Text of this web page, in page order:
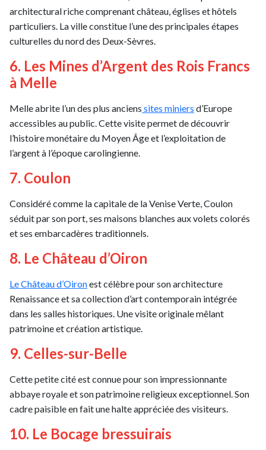
architectural riche comprenant château, églises et hôtels
particuliers. La ville constitue l’une des principales étapes
culturelles du nord des Deux-Sèvres.
6. Les Mines d’Argent des Rois Francs
à Melle
Melle abrite l’un des plus anciens sites miniers d’Europe
accessibles au public. Cette visite permet de découvrir
l’histoire monétaire du Moyen Âge et l’exploitation de
l’argent à l’époque carolingienne.
7. Coulon
Considéré comme la capitale de la Venise Verte, Coulon
séduit par son port, ses maisons blanches aux volets colorés
et ses embarcadères traditionnels.
8. Le Château d’Oiron
Le Château d’Oironest célèbre pour son architecture
Renaissance et sa collection d’art contemporain intégrée
dans les salles historiques. Une visite originale mêlant
patrimoine et création artistique.
9. Celles-sur-Belle
Cette petite cité est connue pour son impressionnante
abbaye royale et son patrimoine religieux exceptionnel. Son
cadre paisible en fait une halte appréciée des visiteurs.
10. Le Bocage bressuirais